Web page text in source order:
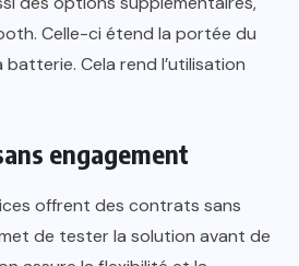
Celle-ci étend la portée du
Cela rend l’utilisation
engagement
offrent des contrats sans
de tester la solution avant de